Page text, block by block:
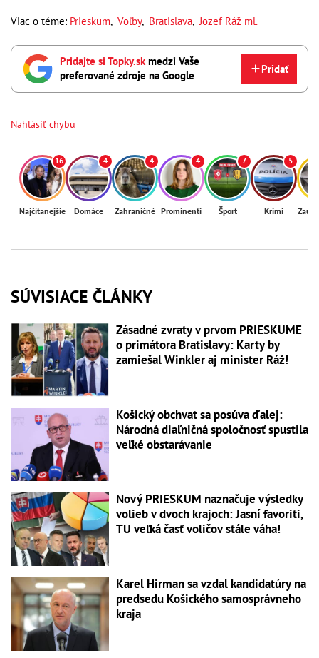
Viac o téme: Prieskum, Voľby, Bratislava,Jozef Ráž ml.
Pridajte si Topky.skmedzi Vaše
preferované zdroje na Google
Pridať
Nahlásiť chybu
16
Najčítanejšie
4
Domáce
4
Zahraničné
4
Prominenti
7
Šport
5
Krimi
SÚVISIACE ČLÁNKY
Zásadné zvraty v prvom PRIESKUME
o primátora Bratislavy: Karty by
zamiešal Winkler aj minister Ráž!
Košický obchvat sa posúva ďalej:
Národná diaľničná spoločnosť spustila
veľké obstarávanie
Nový PRIESKUM naznačuje výsledky
volieb v dvoch krajoch: Jasní favoriti,
TU veľká časť voličov stále váha!
Karel Hirman sa vzdal kandidatúry na
predsedu Košického samosprávneho
kraja